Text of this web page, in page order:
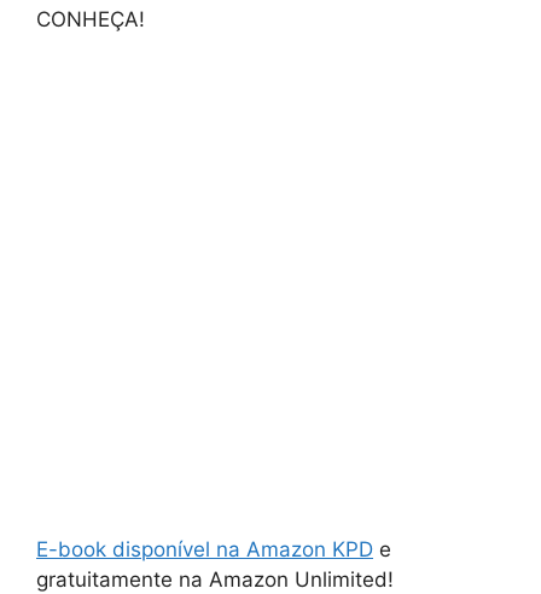
CONHEÇA!
E-book disponível na Amazon KPD e
gratuitamente na Amazon Unlimited!